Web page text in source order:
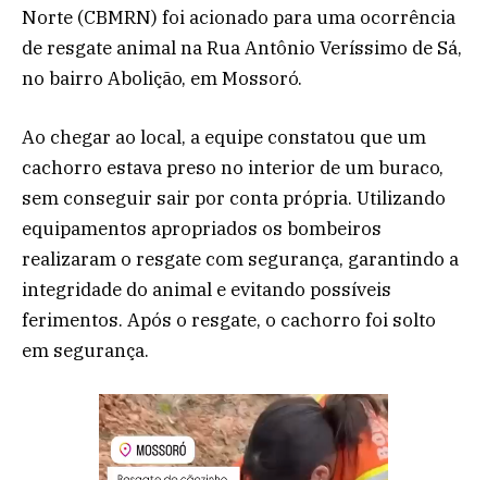
Norte (CBMRN) foi acionado para uma ocorrência
de resgate animal na Rua Antônio Veríssimo de Sá,
no bairro Abolição, em Mossoró.
Ao chegar ao local, a equipe constatou que um
cachorro estava preso no interior de um buraco,
sem conseguir sair por conta própria. Utilizando
equipamentos apropriados os bombeiros
realizaram o resgate com segurança, garantindo a
integridade do animal e evitando possíveis
ferimentos. Após o resgate, o cachorro foi solto
em segurança.